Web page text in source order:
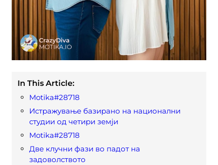
In This Article:
Motika#28718
Истражување базирано на национални
студии од четири земји
Motika#28718
Две клучни фази во падот на
задоволството